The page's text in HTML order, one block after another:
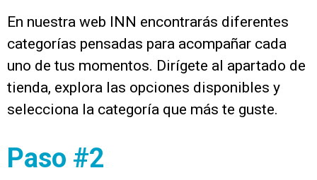
En nuestra web INN encontrarás diferentes
categorías pensadas para acompañar cada
uno de tus momentos. Dirígete al apartado de
tienda, explora las opciones disponibles y
selecciona la categoría que más te guste.
Paso #2